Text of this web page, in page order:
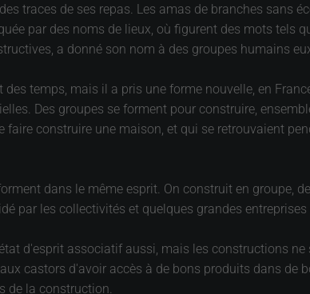
traces de ses repas. Les amas de branches sans
par des noms de lieux, où figurent des mots tels
a donné son nom à des groupes humains
temps, mais il a pris une forme nouvelle, en
Des groupes se forment pour construire,
construire une maison, et qui se retrouvaient
dans le même esprit. On construit en groupe,
par les collectivités et quelques grandes
d'esprit associatif aussi, mais les constructions
castors d'avoir accès à de bons produits dans de
de la construction.